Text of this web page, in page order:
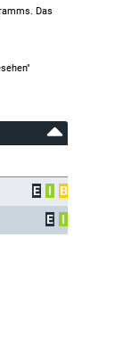
Das
E I
B
E I